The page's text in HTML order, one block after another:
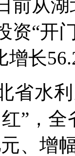
前从
资“开
增长
省水
”，
、增